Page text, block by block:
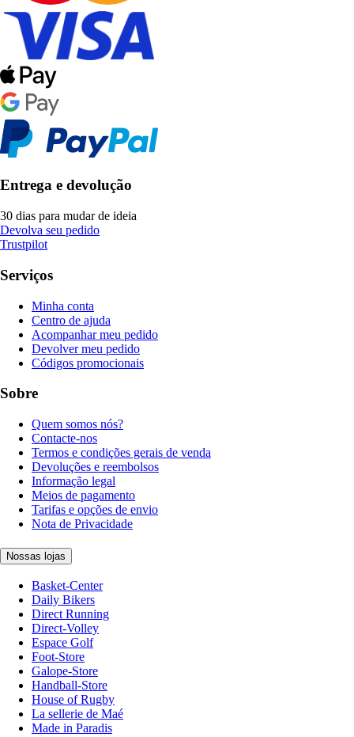
Entrega e devolução
30 dias para mudar de ideia
Devolva seu pedido
Trustpilot
Serviços
Minha conta
Centro de ajuda
Acompanhar meu pedido
Devolver meu pedido
Códigos promocionais
Sobre
Quem somos nós?
Contacte-nos
Termos e condições gerais de venda
Devoluções e reembolsos
Informação legal
Meios de pagamento
Tarifas e opções de envio
Nota de Privacidade
Nossas lojas
Basket-Center
Daily Bikers
Direct Running
Direct-Volley
Espace Golf
Foot-Store
Galope-Store
Handball-Store
House of Rugby
La sellerie de Maé
Made in Paradis